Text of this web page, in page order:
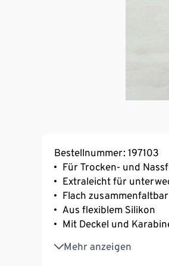
Bestellnummer: 197103
Für Trocken- und
Extraleicht für
Flach
Aus flexiblem Silikon
Mit Deckel und
Mehr anzeigen
Füllmenge ca. 1 Liter